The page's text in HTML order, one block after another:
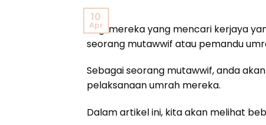
10
Apr
Bagi mereka yang mencari kerjaya
seorang mutawwif atau pemandu
Sebagai seorang mutawwif, anda
pelaksanaan umrah mereka.
Dalam artikel ini, kita akan melihat